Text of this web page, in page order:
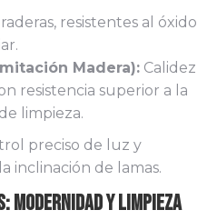
resistentes al óxido
Madera): Calidez
resistencia superior a la
limpieza.
preciso de luz y
inclinación de lamas.
y Limpieza